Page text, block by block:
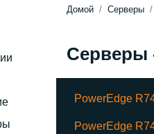
Домой Серверы
Серверы
PowerEdge
PowerEdge